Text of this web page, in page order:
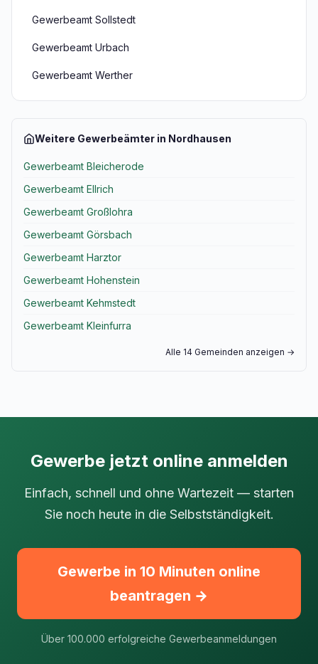
Gewerbeamt Sollstedt
Gewerbeamt Urbach
Gewerbeamt Werther
Weitere Gewerbeämter in Nordhausen
Gewerbeamt Bleicherode
Gewerbeamt Ellrich
Gewerbeamt Großlohra
Gewerbeamt Görsbach
Gewerbeamt Harztor
Gewerbeamt Hohenstein
Gewerbeamt Kehmstedt
Gewerbeamt Kleinfurra
Alle 14 Gemeinden anzeigen →
Gewerbe jetzt online anmelden
Einfach, schnell und ohne Wartezeit — starten
Sie noch heute in die Selbstständigkeit.
Gewerbe in 10 Minuten online
beantragen →
Über 100.000 erfolgreiche Gewerbeanmeldungen